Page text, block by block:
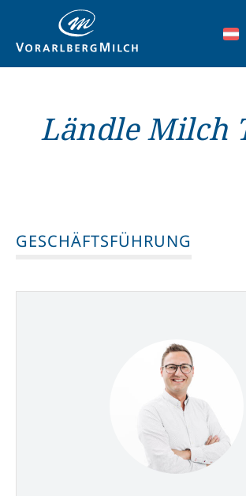
Ländle Milch
GESCHÄFTSFÜHRUNG